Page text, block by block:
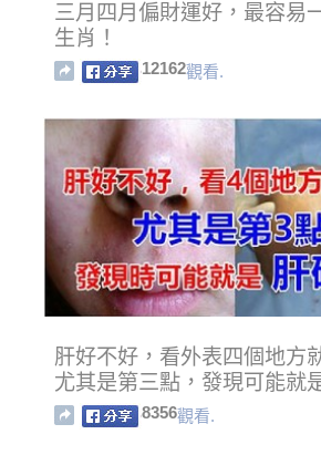
三月四月偏財運好，最容易
生肖！
12162觀看.
肝好不好，看外表四個地方
尤其是第三點，發現可能就
了！
8356觀看.